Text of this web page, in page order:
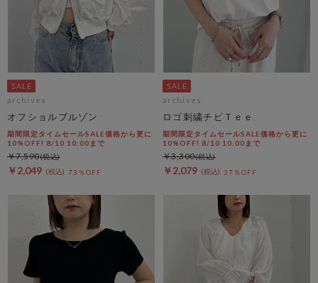
archives
オフショルブルゾン
期間限定タイムセールSALE価格から更に
10%OFF! 8/10 10:00まで
￥2,049 73％OFF
￥7,590
archives
ロゴ刺繍チビＴｅｅ
期間限定タイムセールSALE価格から更に
10%OFF! 8/10 10:00まで
￥2,079 37％OFF
￥3,300